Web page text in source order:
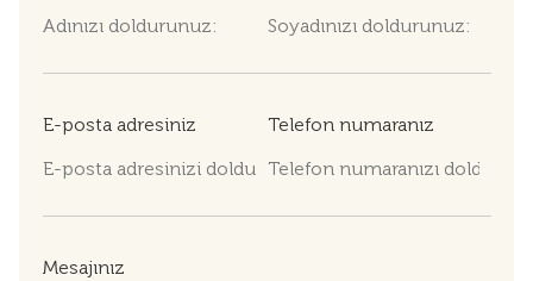
E-posta adresiniz Telefon numaranız
Mesajınız